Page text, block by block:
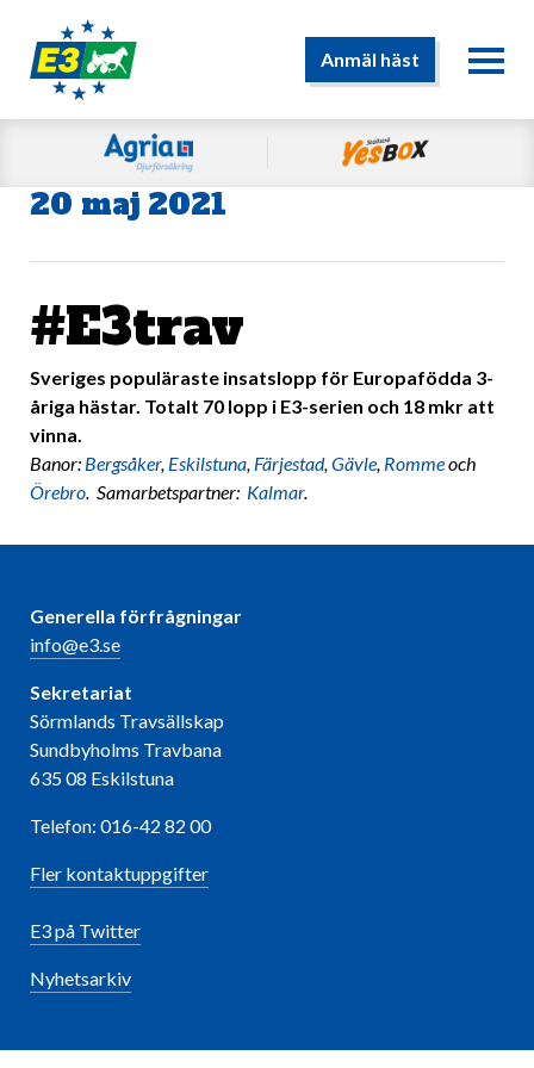
Anmäl häst
20 maj 2021
#E3trav
Sveriges populäraste insatslopp för Europafödda 3-
åriga hästar. Totalt 70 lopp i E3-serien och 18 mkr att
vinna.
Banor: Bergsåker, Eskilstuna, Färjestad,Gävle, Rommeoch
Örebro. Samarbetspartner: Kalmar.
Generella förfrågningar
info@e3.se
Sekretariat
Sörmlands Travsällskap
Sundbyholms Travbana
635 08 Eskilstuna
Telefon: 016-42 82 00
Fler kontaktuppgifter
E3 på Twitter
Nyhetsarkiv